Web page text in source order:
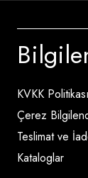
KVKK
Çerez
Teslimat ve
Kataloglar